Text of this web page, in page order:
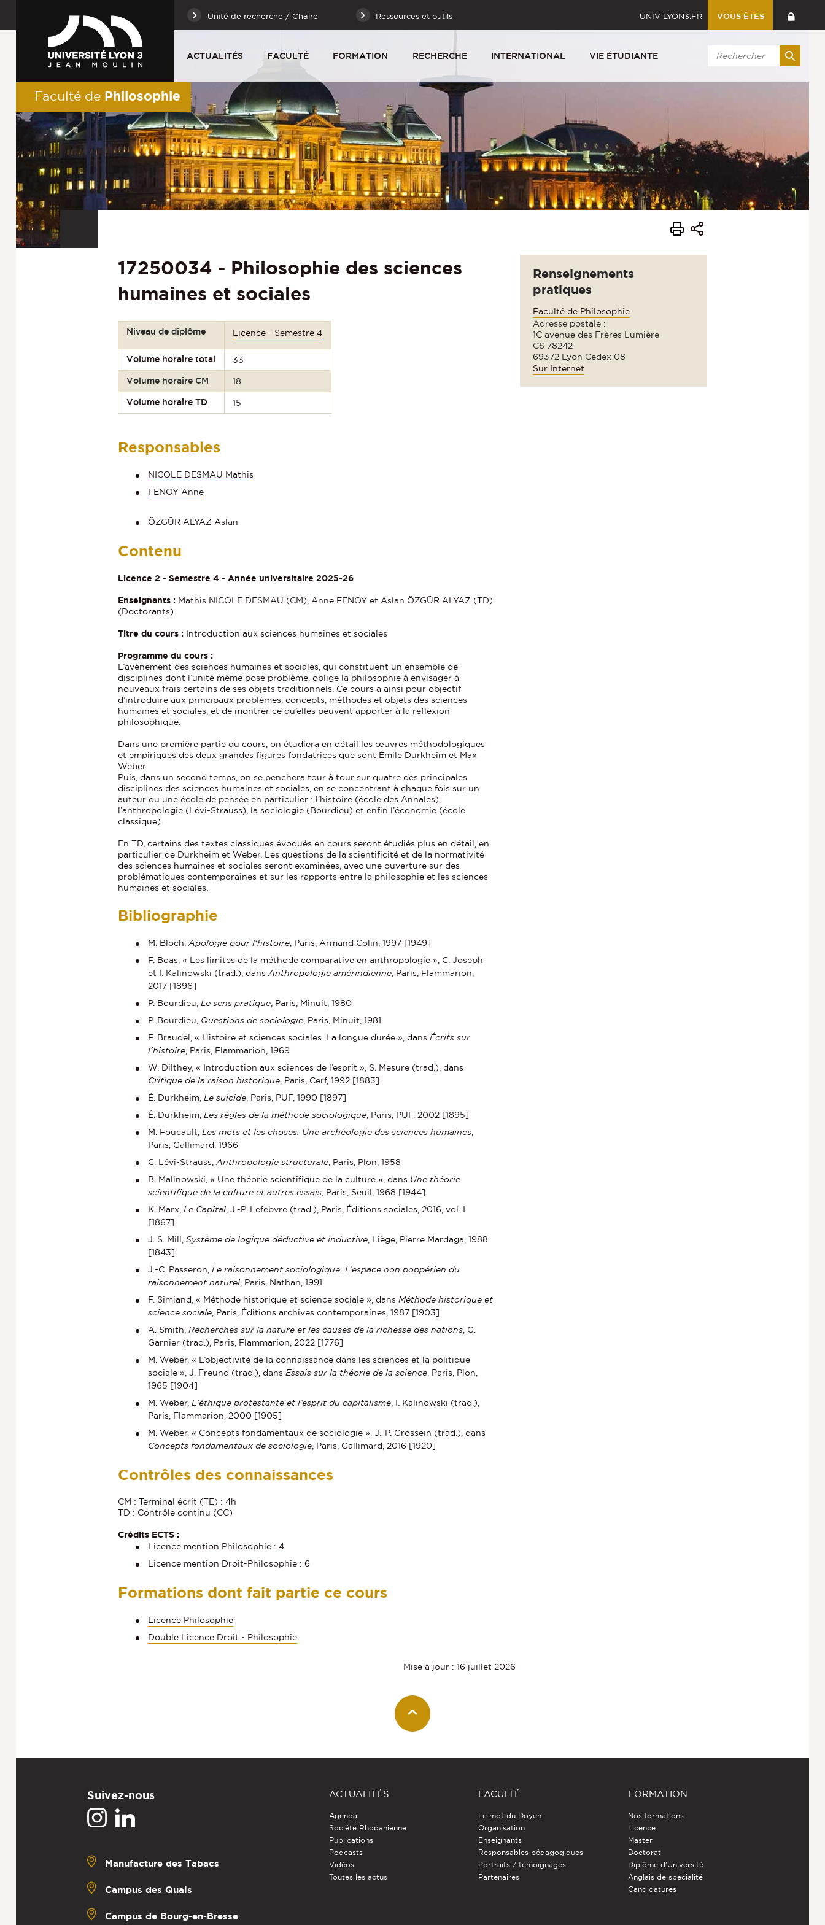
Unité de recherche / Chaire Ressources et outils UNIV-LYON3.FR VOUS ÊTES
ACTUALITÉS FACULTÉ FORMATION RECHERCHE INTERNATIONAL VIE ÉTUDIANTE
Faculté de Philosophie
17250034 - Philosophie des sciences
humaines et sociales
Niveau de diplôme Licence - Semestre 4
Volume horaire total 33
Volume horaire CM 18
Volume horaire TD 15
Responsables
NICOLE DESMAU Mathis
FENOY Anne
ÖZGÜR ALYAZ Aslan
Contenu
Licence 2 - Semestre 4 - Année universitaire 2025-26
Enseignants : Mathis NICOLE DESMAU (CM), Anne FENOY et Aslan ÖZGÜR ALYAZ (TD)
(Doctorants)
Titre du cours : Introduction aux sciences humaines et sociales
Programme du cours :
L’avènement des sciences humaines et sociales, qui constituent un ensemble de
disciplines dont l’unité même pose problème, oblige la philosophie à envisager à
nouveaux frais certains de ses objets traditionnels. Ce cours a ainsi pour objectif
d’introduire aux principaux problèmes, concepts, méthodes et objets des sciences
humaines et sociales, et de montrer ce qu’elles peuvent apporter à la réflexion
philosophique.
Dans une première partie du cours, on étudiera en détail les œuvres méthodologiques
et empiriques des deux grandes figures fondatrices que sont Émile Durkheim et Max
Weber.
Puis, dans un second temps, on se penchera tour à tour sur quatre des principales
disciplines des sciences humaines et sociales, en se concentrant à chaque fois sur un
auteur ou une école de pensée en particulier : l’histoire (école des Annales),
l’anthropologie (Lévi-Strauss), la sociologie (Bourdieu) et enfin l’économie (école
classique).
En TD, certains des textes classiques évoqués en cours seront étudiés plus en détail, en
particulier de Durkheim et Weber. Les questions de la scientificité et de la normativité
des sciences humaines et sociales seront examinées, avec une ouverture sur des
problématiques contemporaines et sur les rapports entre la philosophie et les sciences
humaines et sociales.
Bibliographie
M. Bloch, Apologie pour l’histoire , Paris, Armand Colin, 1997 [1949]
F. Boas, « Les limites de la méthode comparative en anthropologie », C. Joseph
et I. Kalinowski (trad.), dans Anthropologie amérindienne , Paris, Flammarion,
2017 [1896]
P. Bourdieu, Le sens pratique , Paris, Minuit, 1980
P. Bourdieu, Questions de sociologie , Paris, Minuit, 1981
F. Braudel, « Histoire et sciences sociales. La longue durée », dans Écrits sur
l’histoire , Paris, Flammarion, 1969
W. Dilthey, « Introduction aux sciences de l’esprit », S. Mesure (trad.), dans
Critique de la raison historique , Paris, Cerf, 1992 [1883]
É. Durkheim, Le suicide , Paris, PUF, 1990 [1897]
É. Durkheim, Les règles de la méthode sociologique , Paris, PUF, 2002 [1895]
M. Foucault, Les mots et les choses. Une archéologie des sciences humaines
Paris, Gallimard, 1966
C. Lévi-Strauss, Anthropologie structurale , Paris, Plon, 1958
B. Malinowski, « Une théorie scientifique de la culture », dans Une théorie
scientifique de la culture et autres essais , Paris, Seuil, 1968 [1944]
K. Marx, Le Capital , J.-P. Lefebvre (trad.), Paris, Éditions sociales, 2016, vol. I
[1867]
J. S. Mill, Système de logique déductive et inductive , Liège, Pierre Mardaga, 1988
[1843]
J.-C. Passeron, Le raisonnement sociologique. L’espace non poppérien du
raisonnement naturel , Paris, Nathan, 1991
F. Simiand, « Méthode historique et science sociale », dans Méthode historique et
science sociale , Paris, Éditions archives contemporaines, 1987 [1903]
A. Smith, Recherches sur la nature et les causes de la richesse des nations , G.
Garnier (trad.), Paris, Flammarion, 2022 [1776]
M. Weber, « L’objectivité de la connaissance dans les sciences et la politique
sociale », J. Freund (trad.), dans Essais sur la théorie de la science , Paris, Plon,
1965 [1904]
M. Weber, L’éthique protestante et l’esprit du capitalisme , I. Kalinowski (trad.),
Paris, Flammarion, 2000 [1905]
M. Weber, « Concepts fondamentaux de sociologie », J.-P. Grossein (trad.), dans
Concepts fondamentaux de sociologie , Paris, Gallimard, 2016 [1920]
Contrôles des connaissances
CM : Terminal écrit (TE) : 4h
TD : Contrôle continu (CC)
Crédits ECTS :
Licence mention Philosophie : 4
Licence mention Droit-Philosophie : 6
Formations dont fait partie ce cours
Licence Philosophie
Double Licence Droit - Philosophie
Renseignements
pratiques
Faculté de Philosophie
Adresse postale :
1C avenue des Frères Lumière
CS 78242
69372 Lyon Cedex 08
Sur Internet
Mise à jour : 16 juillet 2026
Suivez-nous
Manufacture des Tabacs
Campus des Quais
Campus de Bourg-en-Bresse
ACTUALITÉS
Agenda
Société Rhodanienne
Publications
Podcasts
Vidéos
Toutes les actus
FACULTÉ
Le mot du Doyen
Organisation
Enseignants
Responsables pédagogiques
Portraits / témoignages
Partenaires
FORMATION
Nos formations
Licence
Master
Doctorat
Diplôme d'Université
Anglais de spécialité
Candidatures